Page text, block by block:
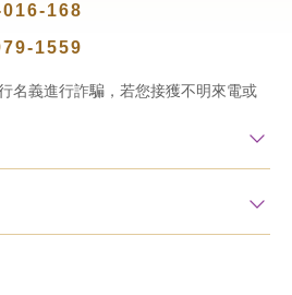
168
1559
名義進行詐騙，若您接獲不明來電或
號
方帳號